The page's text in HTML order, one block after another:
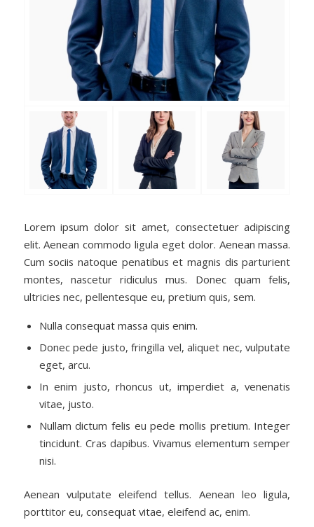
Lorem ipsum dolor sit amet, consectetuer adipiscing
elit. Aenean commodo ligula eget dolor. Aenean massa.
Cum sociis natoque penatibus et magnis dis parturient
montes, nascetur ridiculus mus. Donec quam felis,
ultricies nec, pellentesque eu, pretium quis, sem.
Nulla consequat massa quis enim.
Donec pede justo, fringilla vel, aliquet nec, vulputate
eget, arcu.
In enim justo, rhoncus ut, imperdiet a, venenatis
vitae, justo.
Nullam dictum felis eu pede mollis pretium. Integer
tincidunt. Cras dapibus. Vivamus elementum semper
nisi.
Aenean vulputate eleifend tellus. Aenean leo ligula,
porttitor eu, consequat vitae, eleifend ac, enim.